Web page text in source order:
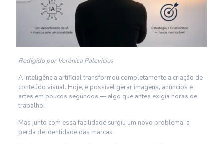
Redigido por Verônica Palevicius
A inteligência artificial transformou completamente a criação de
conteúdo visual. Hoje, é possível gerar imagens, anúncios e
artes em poucos segundos — algo que antes exigia horas de
trabalho.
Mas junto com essa facilidade surgiu um novo problema: a
perda de identidade das marcas.